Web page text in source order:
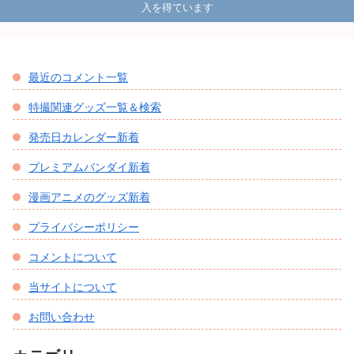
入を得ています
最近のコメント一覧
特撮関連グッズ一覧＆検索
発売日カレンダー新着
プレミアムバンダイ新着
漫画アニメのグッズ新着
プライバシーポリシー
コメントについて
当サイトについて
お問い合わせ